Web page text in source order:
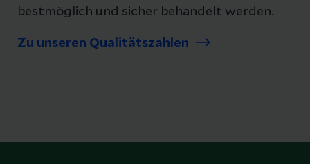
bestmöglich und sicher behandelt werden.
Zu unseren Qualitätszahlen